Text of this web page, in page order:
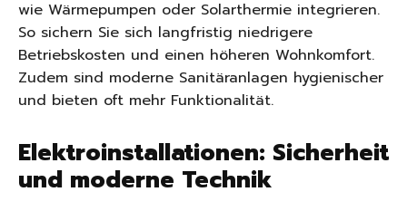
wie Wärmepumpen oder Solarthermie integrieren.
So sichern Sie sich langfristig niedrigere
Betriebskosten und einen höheren Wohnkomfort.
Zudem sind moderne Sanitäranlagen hygienischer
und bieten oft mehr Funktionalität.
Elektroinstallationen: Sicherheit
und moderne Technik